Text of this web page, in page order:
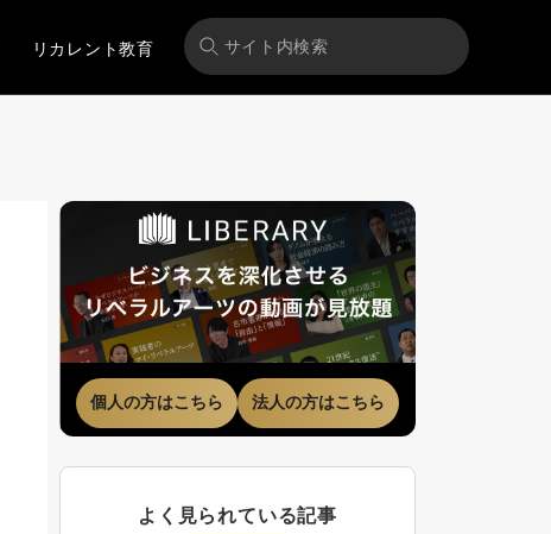
リカレント教育
個人の方はこちら 法人の方はこちら
よく見られている記事